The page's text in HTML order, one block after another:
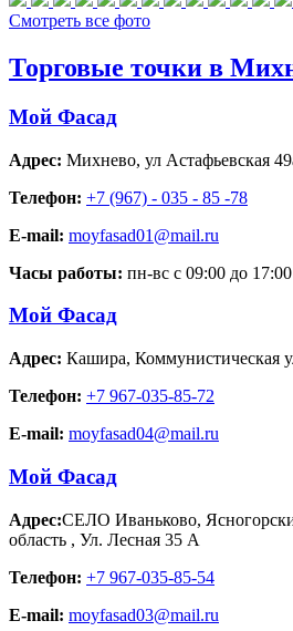
Смотреть все фото
Торговые точки в
Мой Фасад
Адрес: Михнево, ул Астафьевская
Телефон: +7 (967) - 035 - 85 -78
E-mail: moyfasad01@mail.ru
Часы работы: пн-вс с 09:00 до 17:00
Мой Фасад
Адрес: Кашира, Коммунистическая
Телефон: +7 967-035-85-72
E-mail: moyfasad04@mail.ru
Мой Фасад
Адрес:СЕЛО Иваньково,
область , Ул. Лесная 35 А
Телефон: +7 967-035-85-54
E-mail: moyfasad03@mail.ru